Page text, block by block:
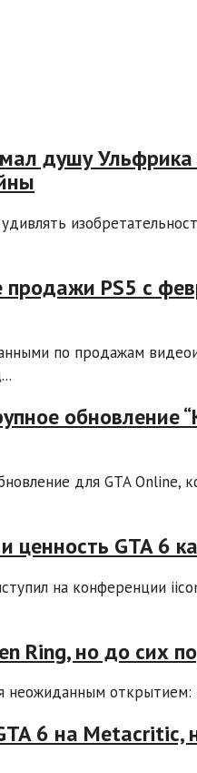
душу
PS5 с
по продажам
обновление
для GTA Online,
ценность GTA 6
на конференции
Ring, но до сих
открытием:
6 на Metacritic,